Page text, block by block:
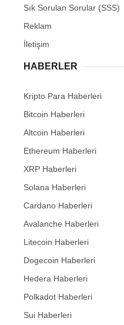
Sık Sorulan Sorular (SSS)
Reklam
İletişim
HABERLER
Kripto Para Haberleri
Bitcoin Haberleri
Altcoin Haberleri
Ethereum Haberleri
XRP Haberleri
Solana Haberleri
Cardano Haberleri
Avalanche Haberleri
Litecoin Haberleri
Dogecoin Haberleri
Hedera Haberleri
Polkadot Haberleri
Sui Haberleri